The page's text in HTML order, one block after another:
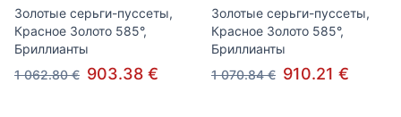
Золотые серьги-пуссеты,
Красное Золото 585°,
Бриллианты
1 062.80 € 903.38 €
Золотые серьги-пуссеты,
Красное Золото 585°,
Бриллианты
1 070.84 € 910.21 €